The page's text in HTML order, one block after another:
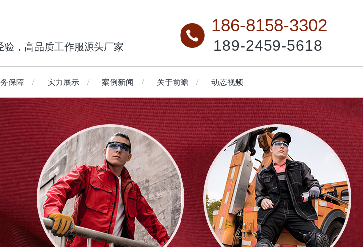
，高品质工作服源头厂家
186-8158-3302
189-2459-5618
裤 工装短裤 连体服 背带裤 工装马甲 查看更多
作服 荧光工作服 防水防油工作服 户外工作服 查看更多
查看更多
保障 实力展示 案例新闻 关于前瞻 动态视频